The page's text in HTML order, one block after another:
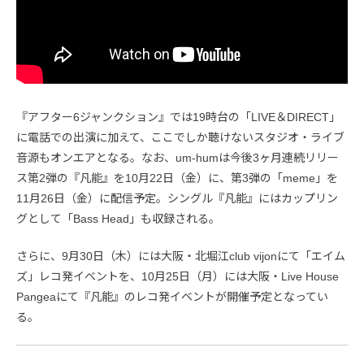
『アフター6ジャンクション』では19時台の「LIVE＆DIRECT」
に電話での出演に加えて、ここでしか聴けないスタジオ・ライブ
音源もオンエアとなる。なお、um-humは今後3ヶ月連続リリー
ス第2弾の『凡能』を10月22日（金）に、第3弾の「meme」を
11月26日（金）に配信予定。シングル『凡能』にはカップリン
グとして「Bass Head」も収録される。
さらに、9月30日（木）には大阪・北堀江club vijonにて「エイム
ズ」レコ発イベントを、10月25日（月）には大阪・Live House
Pangeaにて『凡能』のレコ発イベントが開催予定となってい
る。